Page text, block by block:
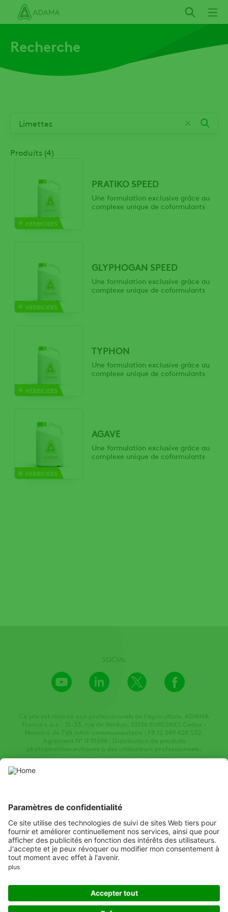
principal
Recherche
Produits (4)
HERBICIDES
PRATIKO SPEED
Une formulation exclusive grâce au
complexe unique de coformulants
HERBICIDES
GLYPHOGAN SPEED
Une formulation exclusive grâce au
complexe unique de coformulants
HERBICIDES
TYPHON
Une formulation exclusive grâce au
complexe unique de coformulants
HERBICIDES
AGAVE
Une formulation exclusive grâce au
complexe unique de coformulants
Youtube
Channel
LinkedIn
Ce site est réservé aux professionnels de l'agriculture. ADAMA
France s.a.s - 31-33, rue de Verdun, 92156 SURESNES Cedex -
Numéro de TVA intra-communautaire : FR 12 349 428 532.
Agrément N° IF01696 : Distribution de produits
phytopharmaceutiques à des utilisateurs professionnels.
Ce site web présente des produits phytopharmaceutiques autorisés
par les autorités locales de protection des végétaux compétentes.
instructions supplémentaires, aux pictogrammes et aux mentions
de danger pour assurer une utilisation sûre du produit.
Legal
Mentions légales
Politique de confidentialité
Listen Learn Deliver